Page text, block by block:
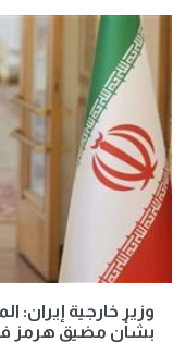
وزير خارجية
بشأن مضيق هرمز في